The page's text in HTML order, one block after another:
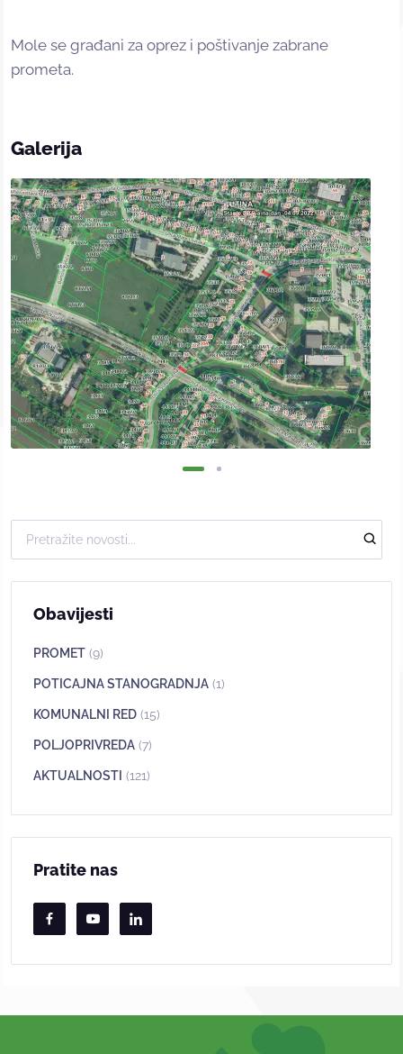
Mole se građani za oprez i poštivanje zabrane
prometa.
Galerija
Obavijesti
PROMET (9)
POTICAJNA STANOGRADNJA (1)
KOMUNALNI RED (15)
POLJOPRIVREDA (7)
AKTUALNOSTI (121)
Pratite nas